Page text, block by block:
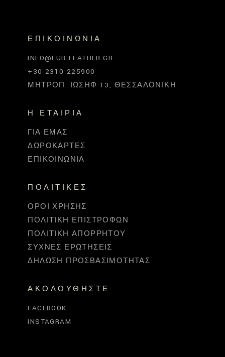
ΕΠΙΚΟΙΝΩΝΊΑ
INFO@FUR-LEATHER.GR
+30 2310 225900
ΜΗΤΡΟΠ. ΙΩΣΉΦ 13, ΘΕΣΣΑΛΟΝΊΚΗ
Η ΕΤΑΙΡΊΑ
ΓΙΑ ΕΜΆΣ
ΔΩΡΟΚΆΡΤΕΣ
ΕΠΙΚΟΙΝΩΝΊΑ
ΠΟΛΙΤΙΚΈΣ
ΌΡΟΙ ΧΡΉΣΗΣ
ΠΟΛΙΤΙΚΉ ΕΠΙΣΤΡΟΦΏΝ
ΠΟΛΙΤΙΚΉ ΑΠΟΡΡΉΤΟΥ
ΣΥΧΝΈΣ ΕΡΩΤΉΣΕΙΣ
ΔΉΛΩΣΗ ΠΡΟΣΒΑΣΙΜΌΤΗΤΑΣ
ΑΚΟΛΟΥΘΉΣΤΕ
FACEBOOK
INSTAGRAM